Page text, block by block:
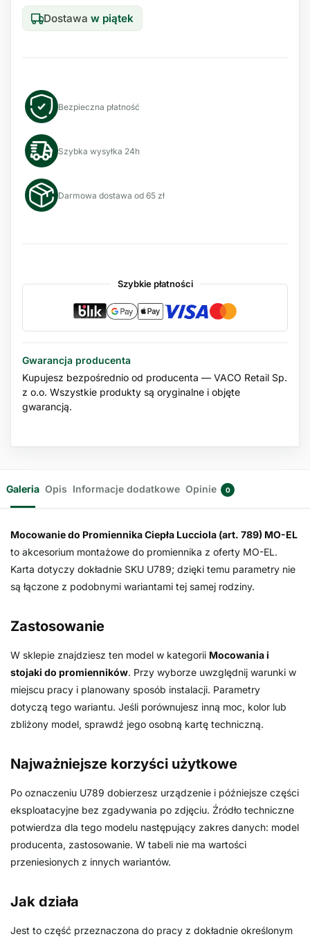
Dostawa w piątek
Bezpieczna płatność
Szybka wysyłka 24h
Darmowa dostawa od 65 zł
Szybkie płatności
Gwarancja producenta
Kupujesz bezpośrednio od producenta — VACO Retail Sp.
z o.o. Wszystkie produkty są oryginalne i objęte
gwarancją.
Galeria Opis Informacje dodatkowe Opinie 0
Mocowanie do Promiennika Ciepła Lucciola (art. 789) MO-EL
to akcesorium montażowe do promiennika z oferty MO-EL.
Karta dotyczy dokładnie SKU U789; dzięki temu parametry nie
są łączone z podobnymi wariantami tej samej rodziny.
Zastosowanie
W sklepie znajdziesz ten model w kategorii Mocowania i
stojaki do promienników. Przy wyborze uwzględnij warunki w
miejscu pracy i planowany sposób instalacji. Parametry
dotyczą tego wariantu. Jeśli porównujesz inną moc, kolor lub
zbliżony model, sprawdź jego osobną kartę techniczną.
Najważniejsze korzyści użytkowe
Po oznaczeniu U789 dobierzesz urządzenie i późniejsze części
eksploatacyjne bez zgadywania po zdjęciu. Źródło techniczne
potwierdza dla tego modelu następujący zakres danych: model
producenta, zastosowanie. W tabeli nie ma wartości
przeniesionych z innych wariantów.
Jak działa
Jest to część przeznaczona do pracy z dokładnie określonym